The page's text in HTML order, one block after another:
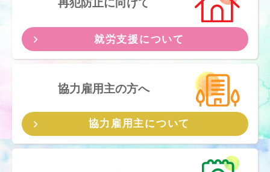
再犯防止に向けて
就労支援について
協力雇用主の方へ
協力雇用主について